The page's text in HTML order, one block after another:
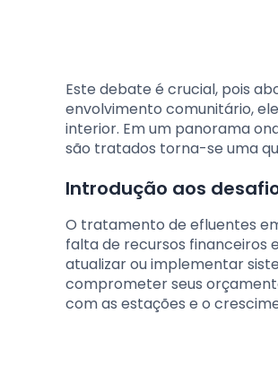
Este debate é crucial, pois
envolvimento comunitário,
interior. Em um panorama
são tratados torna-se uma
Introdução aos
O tratamento de efluentes
falta de recursos financeiros
atualizar ou implementar
comprometer seus
com as estações e o